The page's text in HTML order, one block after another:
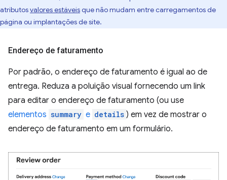
atributosvalores estáveisque não mudam entre carregamentos de
página ou implantações de site.
Endereço de faturamento
Por padrão, o endereço de faturamento é igual ao de
entrega. Reduza a poluição visual fornecendo um link
para editar o endereço de faturamento (ou use
elementos summary e details ) em vez de mostrar o
endereço de faturamento em um formulário.